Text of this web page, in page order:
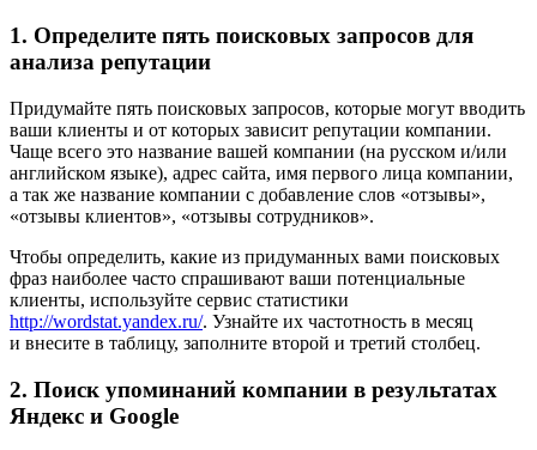
1. Определите пять поисковых запросов для
анализа репутации
Придумайте пять поисковых запросов, которые могут вводить
ваши клиенты и от которых зависит репутации компании.
Чаще всего это название вашей компании (на русском и/или
английском языке), адрес сайта, имя первого лица компании,
а так же название компании с добавление слов «отзывы»,
«отзывы клиентов», «отзывы сотрудников».
Чтобы определить, какие из придуманных вами поисковых
фраз наиболее часто спрашивают ваши потенциальные
клиенты, используйте сервис статистики
http://wordstat.yandex.ru/. Узнайте их частотность в месяц
и внесите в таблицу, заполните второй и третий столбец.
2. Поиск упоминаний компании в результатах
Яндекс и Google